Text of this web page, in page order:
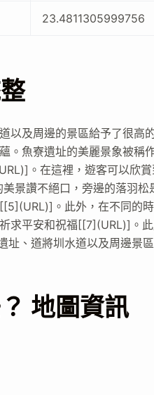
23.4811305999756
以及周邊的景區給予了很高
。魚寮遺址的美麗景象被稱
。在這裡，遊客可以欣
景讚不絕口，旁邊的落羽
。此外，在不同的
求平安和祝福[[7](URL)]。
、道將圳水道以及周邊景
地圖資訊